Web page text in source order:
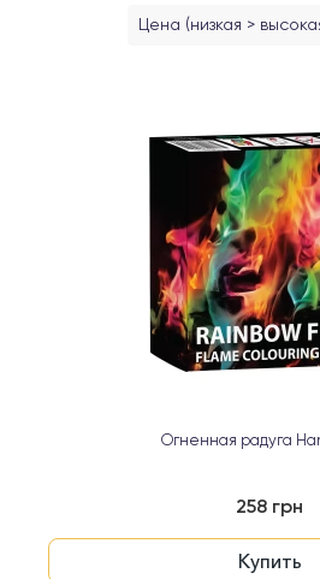
Цена (низкая >
Огненная радуга
258 грн
Купить